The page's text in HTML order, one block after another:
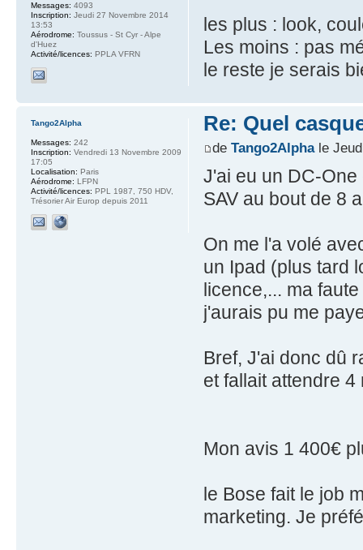
les plus : look,
Les moins : pas
le reste je serais
Messages: 4093
Inscription: Jeudi 27 Novembre 2014
13:53
Aérodrome: Toussus - St Cyr - Alpe
d'Huez
Activité/licences: PPLA VFRN
Re: Quel
de Tango2Alphale
J'ai eu un DC-
SAV au bout de 8
On me l'a volé
un Ipad (plus tard
licence,... ma
j'aurais pu me
Bref, J'ai donc dû
et fallait attendre
Mon avis 1 400€
le Bose fait le job
marketing. Je
Tango2Alpha
Messages: 242
Inscription: Vendredi 13 Novembre 2009
17:05
Localisation: Paris
Aérodrome: LFPN
Activité/licences: PPL 1987, 750 HDV,
Trésorier Air Europ depuis 2011